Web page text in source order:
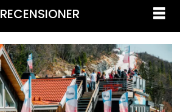
RECENSIONER